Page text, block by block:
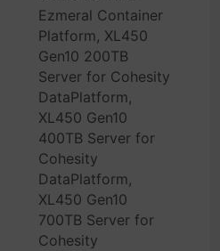
Ezmeral Container
Platform, XL450
Gen10 200TB
Server for Cohesity
DataPlatform,
XL450 Gen10
400TB Server for
Cohesity
DataPlatform,
XL450 Gen10
700TB Server for
Cohesity